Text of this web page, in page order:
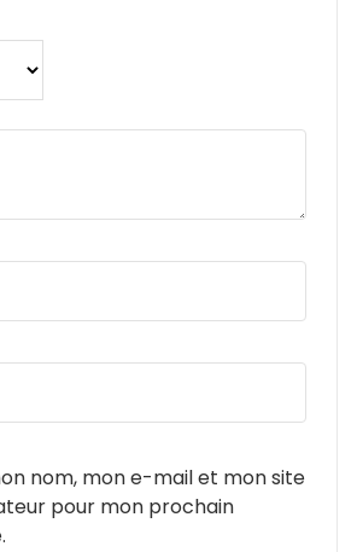
nom, mon e-mail et mon site
pour mon prochain